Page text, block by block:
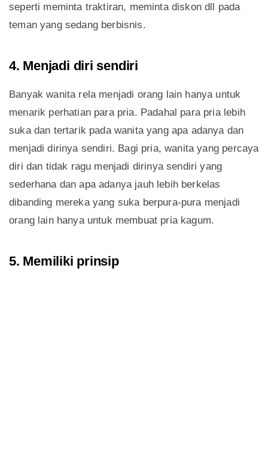
seperti meminta traktiran, meminta diskon dll pada
teman yang sedang berbisnis.
4. Menjadi diri sendiri
Banyak wanita rela menjadi orang lain hanya untuk
menarik perhatian para pria. Padahal para pria lebih
suka dan tertarik pada wanita yang apa adanya dan
menjadi dirinya sendiri. Bagi pria, wanita yang percaya
diri dan tidak ragu menjadi dirinya sendiri yang
sederhana dan apa adanya jauh lebih berkelas
dibanding mereka yang suka berpura-pura menjadi
orang lain hanya untuk membuat pria kagum.
5. Memiliki prinsip